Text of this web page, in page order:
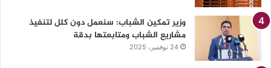
وزير تمكين الشباب: سنعمل دون كلل لتنفيذ
مشاريع الشباب ومتابعتها بدقة
24 نوفمبر، 2025